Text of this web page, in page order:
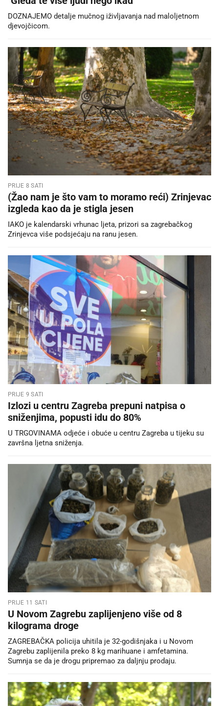
DOZNAJEMO detalje mučnog iživljavanja nad maloljetnom
djevojčicom.
PRIJE 8 SATI
(Žao nam je što vam to moramo reći) Zrinjevac
izgleda kao da je stigla jesen
IAKO je kalendarski vrhunac ljeta, prizori sa zagrebačkog
Zrinjevca više podsjećaju na ranu jesen.
PRIJE 9 SATI
Izlozi u centru Zagreba prepuni natpisa o
sniženjima, popusti idu do 80%
U TRGOVINAMA odjeće i obuće u centru Zagreba u tijeku su
završna ljetna sniženja.
PRIJE 11 SATI
U Novom Zagrebu zaplijenjeno više od 8
kilograma droge
ZAGREBAČKA policija uhitila je 32-godišnjaka i u Novom
Zagrebu zaplijenila preko 8 kg marihuane i amfetamina.
Sumnja se da je drogu pripremao za daljnju prodaju.